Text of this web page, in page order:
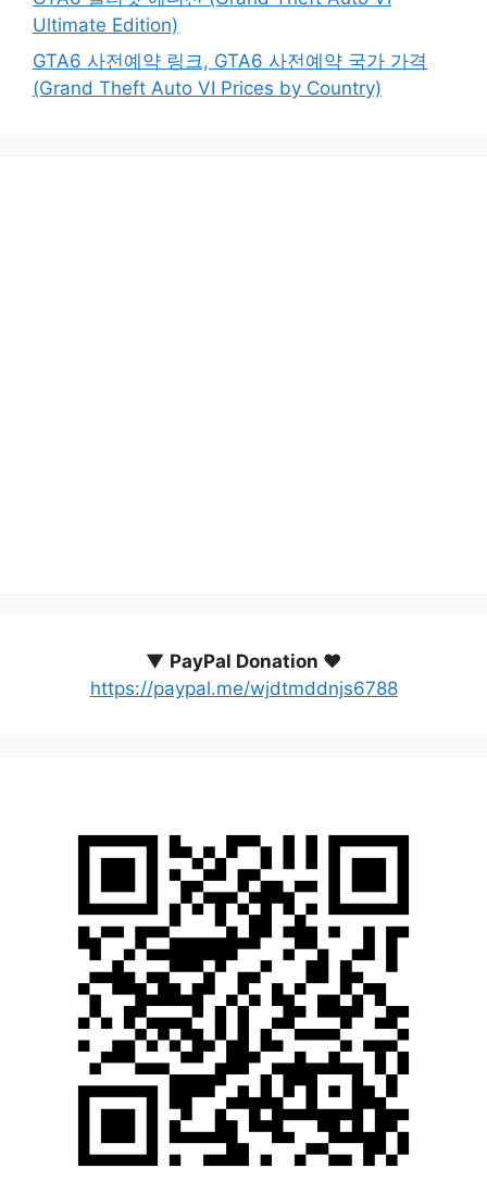
Ultimate Edition)
GTA6 사전예약 링크, GTA6 사전예약 국가 가격
(Grand Theft Auto VI Prices by Country)
▼ PayPal Donation ♥️
https://paypal.me/wjdtmddnjs6788